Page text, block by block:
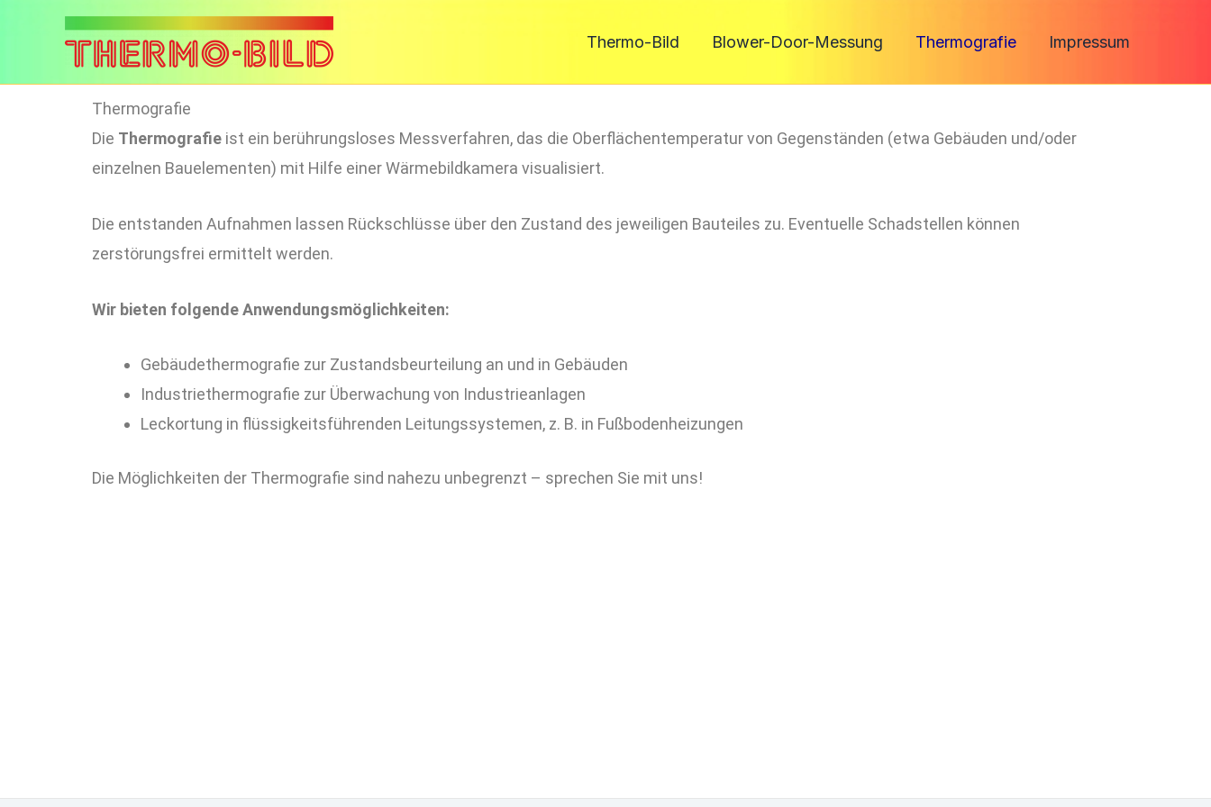
Thermo-Bild Blower-Door-Messung Thermografie Impressum
Thermografie
Die Thermografie ist ein berührungsloses Messverfahren, das die Oberflächentemperatur von Gegenständen (etwa Gebäuden und/oder
einzelnen Bauelementen) mit Hilfe einer Wärmebildkamera visualisiert.
Die entstanden Aufnahmen lassen Rückschlüsse über den Zustand des jeweiligen Bauteiles zu. Eventuelle Schadstellen können
zerstörungsfrei ermittelt werden.
Wir bieten folgende Anwendungsmöglichkeiten:
Gebäudethermografie zur Zustandsbeurteilung an und in Gebäuden
Industriethermografie zur Überwachung von Industrieanlagen
Leckortung in flüssigkeitsführenden Leitungssystemen, z. B. in Fußbodenheizungen
Die Möglichkeiten der Thermografie sind nahezu unbegrenzt – sprechen Sie mit uns!